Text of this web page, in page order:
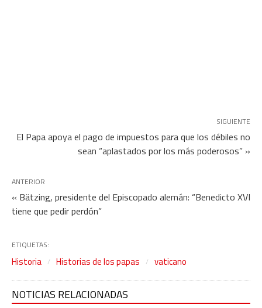
SIGUIENTE
El Papa apoya el pago de impuestos para que los débiles no
sean “aplastados por los más poderosos” »
ANTERIOR
« Bätzing, presidente del Episcopado alemán: “Benedicto XVI
tiene que pedir perdón”
ETIQUETAS:
Historia Historias de los papas vaticano
NOTICIAS RELACIONADAS